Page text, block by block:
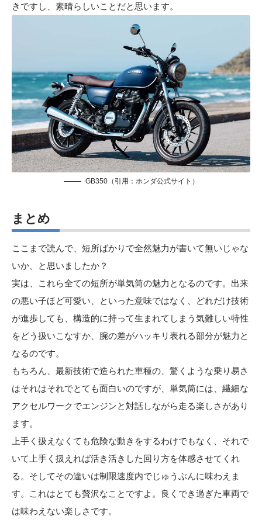
きですし、素晴らしいことだと思います。
GB350（引用： ホンダ公式サイト ）
まとめ
ここまで読んで、短所ばかりで全然魅力が書いて無いじゃな
いか、と思いましたか？
実は、これら全ての短所が単気筒の魅力となるのです。出来
の悪い子ほど可愛い、といった意味ではなく、どれだけ技術
が進歩しても、構造的に持って生まれてしまう気難しい特性
をどう扱いこなすか、腕の差がハッキリ表れる部分が魅力と
なるのです。
もちろん、最新技術で造られた車種の、驚くような乗り易さ
はそれはそれでとても面白いのですが、単気筒には、繊細な
アクセルワークでエンジンと対話しながら走る楽しさがあり
ます。
上手く扱えなくても危険な動きをするわけでもなく、それで
いて上手く扱えれば活き活きした回り方を体感させてくれ
る。そしてその違いは制限速度内でじゅうぶんに味わえま
す。これはとても贅沢なことですよ。良くでき過ぎた車両で
は味わえない楽しさです。